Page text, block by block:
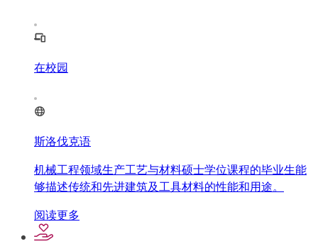
在校园
斯洛伐克语
机械工程领域生产工艺与材料硕士学位课程的毕业生能
够描述传统和先进建筑及工具材料的性能和用途。
阅读更多